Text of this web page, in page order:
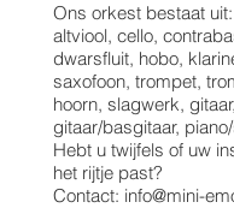
Ons orkest bestaat
altviool, cello,
dwarsfluit, hobo,
saxofoon, trompet,
hoorn, slagwerk,
gitaar/basgitaar,
Hebt u twijfels of uw
het rijtje past?
Contact: info@mini-